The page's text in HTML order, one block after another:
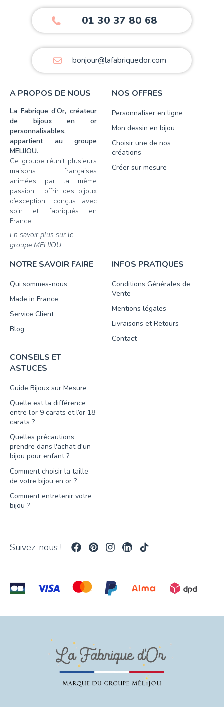
01 30 37 80 68
bonjour@lafabriquedor.com
A PROPOS DE NOUS
La Fabrique d’Or, créateur
de bijoux en or
personnalisables,
appartient au groupe
MELIJOU.
Ce groupe réunit plusieurs
maisons françaises
animées par la même
passion : offrir des bijoux
d’exception, conçus avec
soin et fabriqués en
France.
En savoir plus sur le
groupe MELIJOU
NOS OFFRES
Personnaliser en ligne
Mon dessin en bijou
Choisir une de nos
créations
Créer sur mesure
NOTRE SAVOIR FAIRE
Qui sommes-nous
Made in France
Service Client
Blog
INFOS PRATIQUES
Conditions Générales de
Vente
Mentions légales
Livraisons et Retours
Contact
CONSEILS ET
ASTUCES
Guide Bijoux sur Mesure
Quelle est la différence
entre l’or 9 carats et l’or 18
carats ?
Quelles précautions
prendre dans l'achat d'un
bijou pour enfant ?
Comment choisir la taille
de votre bijou en or ?
Comment entretenir votre
bijou ?
Suivez-nous !